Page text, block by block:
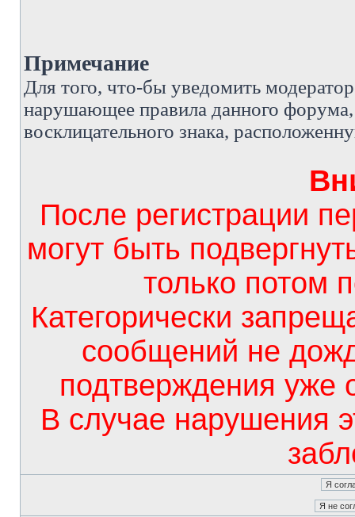
Примечание
Для того, что-бы уведомить
нарушающее правила данного форума,
восклицательного знака,
После регистрации
могут быть
только потом
Категорически
сообщений не
подтверждения уже
В случае нарушения